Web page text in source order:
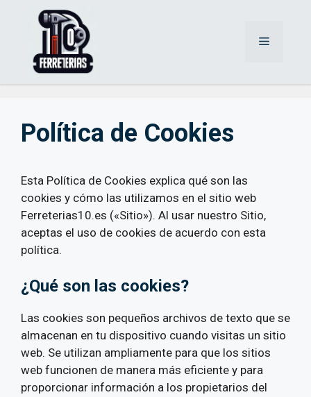
Menú
Política de Cookies
Esta Política de Cookies explica qué son las
cookies y cómo las utilizamos en el sitio web
Ferreterias10.es («Sitio»). Al usar nuestro Sitio,
aceptas el uso de cookies de acuerdo con esta
política.
¿Qué son las cookies?
Las cookies son pequeños archivos de texto que se
almacenan en tu dispositivo cuando visitas un sitio
web. Se utilizan ampliamente para que los sitios
web funcionen de manera más eficiente y para
proporcionar información a los propietarios del